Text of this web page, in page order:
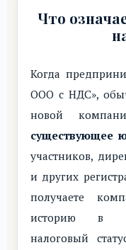
Что
Когда
ООО с НДС»,
новой
существующее
участников,
и других
получаете
историю в
налоговый